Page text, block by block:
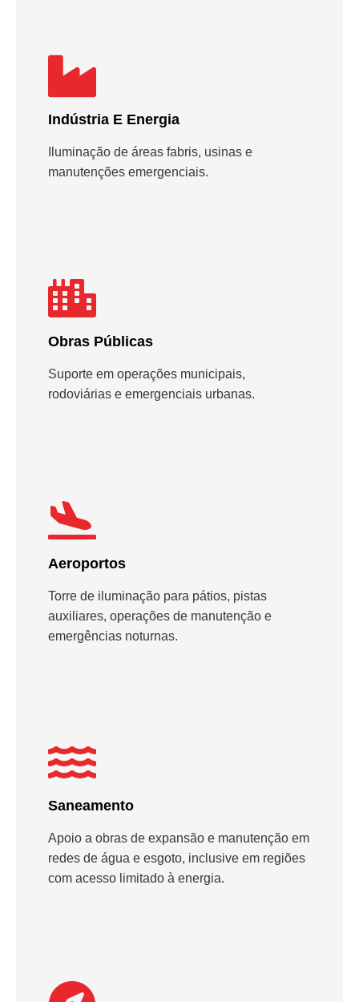
Indústria E Energia
Iluminação de áreas fabris, usinas e
manutenções emergenciais.
Obras Públicas
Suporte em operações municipais,
rodoviárias e emergenciais urbanas.
Aeroportos
Torre de iluminação para pátios, pistas
auxiliares, operações de manutenção e
emergências noturnas.
Saneamento
Apoio a obras de expansão e manutenção em
redes de água e esgoto, inclusive em regiões
com acesso limitado à energia.